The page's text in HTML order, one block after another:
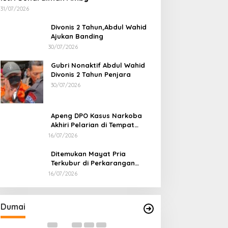
31/07/2026
Divonis 2 Tahun,Abdul Wahid
Ajukan Banding
30/07/2026
Gubri Nonaktif Abdul Wahid
Divonis 2 Tahun Penjara
30/07/2026
Apeng DPO Kasus Narkoba
Akhiri Pelarian di Tempat
Persembunyiannya di Kampar
16/07/2026
Ditemukan Mayat Pria
Terkubur di Perkarangan
Rumah
16/07/2026
Dumai
Empat Kepala Daerah Temui
Kemendikdasmen
Di Dumai
Nota